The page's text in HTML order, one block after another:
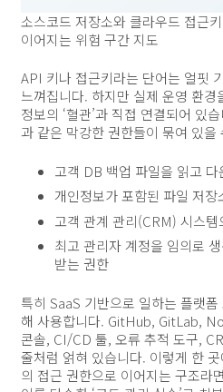
소스코드 저장소와 클라우드 접근
이어지는 위험 구간 지도
API 키나 접근키라는 단어는 얼핏
느껴집니다. 하지만 실제 운영 환
정보의 ‘혈관’과 직접 연결되어 있
과 같은 막강한 권한들이 묶여 있을
고객 DB 백업 파일을 읽고
개인정보가 포함된 파일 저
고객 관계 관리(CRM) 시스
최고 관리자 계정을 임의로
받는 권한
특히 SaaS 기반으로 일하는 플랫
해 사용합니다. GitHub, GitLab,
콘솔, CI/CD 툴, 오류 추적 도구,
줄처럼 얽혀 있습니다. 이렇게 한
의 접근 권한으로 이어지는 구조라